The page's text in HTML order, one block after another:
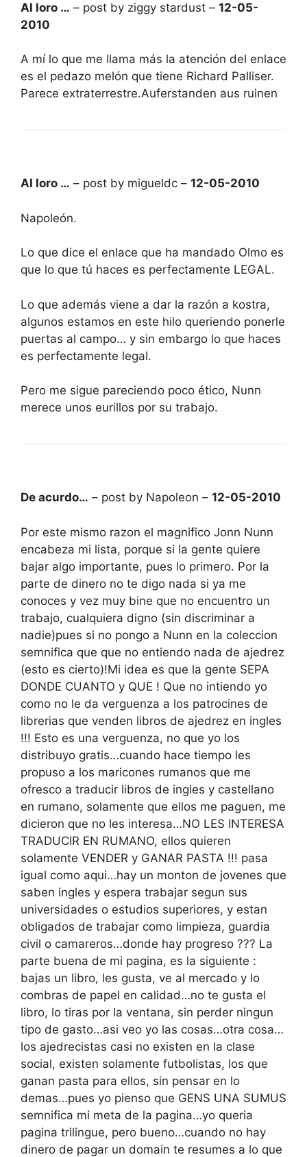
Al loro … – post by ziggy stardust – 12-05-
2010
A mí lo que me llama más la atención del enlace
es el pedazo melón que tiene Richard Palliser.
Parece extraterrestre.Auferstanden aus ruinen
Al loro … – post by migueldc – 12-05-2010
Napoleón.
Lo que dice el enlace que ha mandado Olmo es
que lo que tú haces es perfectamente LEGAL.
Lo que además viene a dar la razón a kostra,
algunos estamos en este hilo queriendo ponerle
puertas al campo… y sin embargo lo que haces
es perfectamente legal.
Pero me sigue pareciendo poco ético, Nunn
merece unos eurillos por su trabajo.
De acurdo… – post by Napoleon – 12-05-2010
Por este mismo razon el magnifico Jonn Nunn
encabeza mi lista, porque si la gente quiere
bajar algo importante, pues lo primero. Por la
parte de dinero no te digo nada si ya me
conoces y vez muy bine que no encuentro un
trabajo, cualquiera digno (sin discriminar a
nadie)pues si no pongo a Nunn en la coleccion
semnifica que que no entiendo nada de ajedrez
(esto es cierto)!Mi idea es que la gente SEPA
DONDE CUANTO y QUE ! Que no intiendo yo
como no le da verguenza a los patrocines de
librerias que venden libros de ajedrez en ingles
!!! Esto es una verguenza, no que yo los
distribuyo gratis…cuando hace tiempo les
propuso a los maricones rumanos que me
ofresco a traducir libros de ingles y castellano
en rumano, solamente que ellos me paguen, me
dicieron que no les interesa…NO LES INTERESA
TRADUCIR EN RUMANO, ellos quieren
solamente VENDER y GANAR PASTA !!! pasa
igual como aqui…hay un monton de jovenes que
saben ingles y espera trabajar segun sus
universidades o estudios superiores, y estan
obligados de trabajar como limpieza, guardia
civil o camareros…donde hay progreso ??? La
parte buena de mi pagina, es la siguiente :
bajas un libro, les gusta, ve al mercado y lo
combras de papel en calidad…no te gusta el
libro, lo tiras por la ventana, sin perder ningun
tipo de gasto…asi veo yo las cosas…otra cosa…
los ajedrecistas casi no existen en la clase
social, existen solamente futbolistas, los que
ganan pasta para ellos, sin pensar en lo
demas…pues yo pienso que GENS UNA SUMUS
semnifica mi meta de la pagina…yo queria
pagina trilingue, pero bueno…cuando no hay
dinero de pagar un domain te resumes a lo que